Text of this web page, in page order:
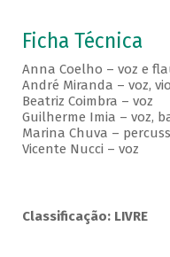
Ficha Técnica
Anna Coelho – voz e
André Miranda – voz,
Beatriz Coimbra – voz
Guilherme Imia – voz,
Marina Chuva –
Vicente Nucci – voz
Classificação: LIVRE